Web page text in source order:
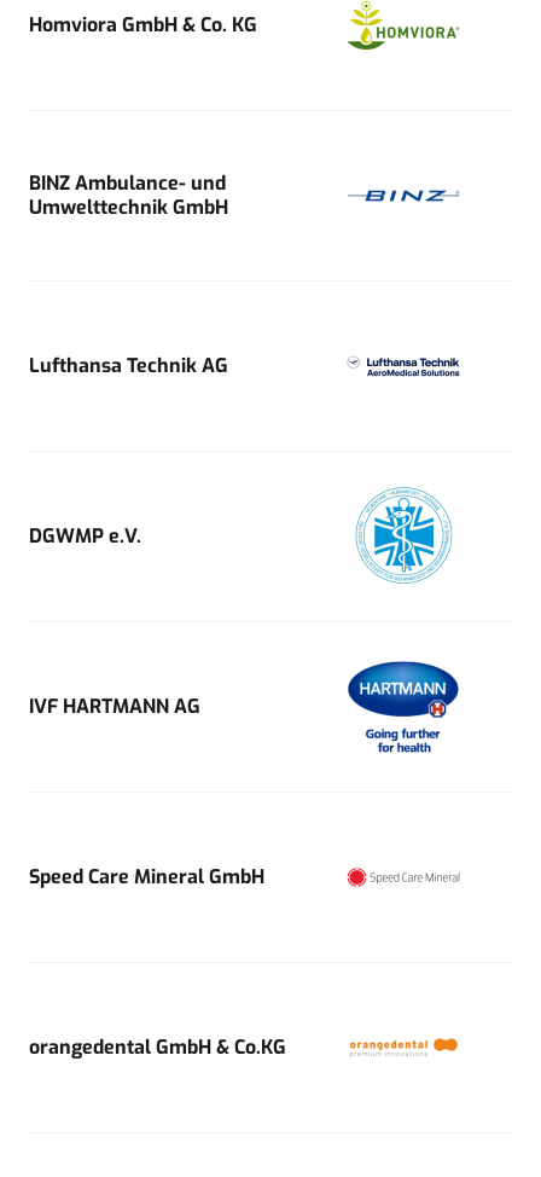
Homviora GmbH & Co. KG
BINZ Ambulance- und
Umwelttechnik GmbH
Lufthansa Technik AG
DGWMP e.V.
IVF HARTMANN AG
Speed Care Mineral GmbH
orangedental GmbH & Co.KG